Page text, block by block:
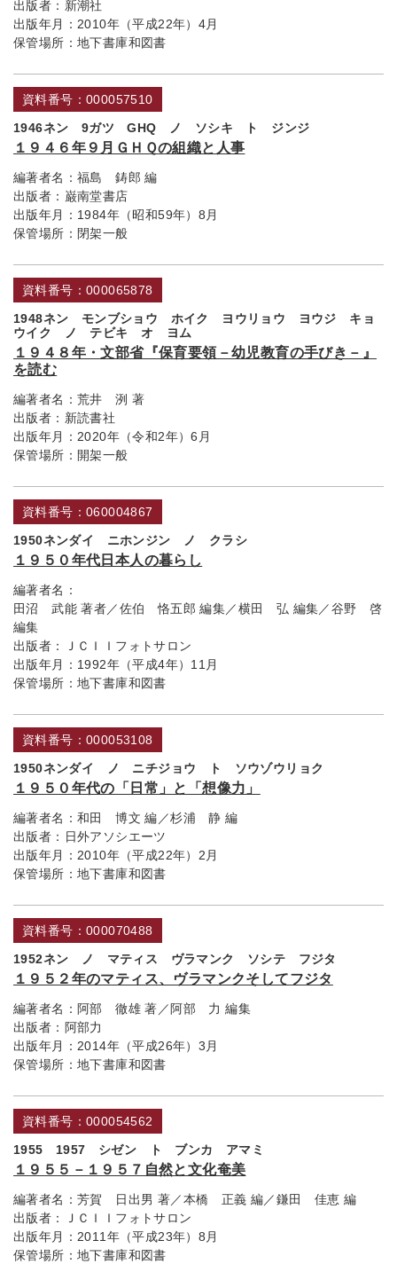
出版者： 新潮社
出版年月： 2010年（平成22年）4月
保管場所： 地下書庫和図書
資料番号：000057510
1946ネン 9ガツ GHQ ノ ソシキ ト ジンジ
１９４６年９月ＧＨＱの組織と人事
編著者名： 福島 鋳郎 編
出版者： 巌南堂書店
出版年月： 1984年（昭和59年）8月
保管場所： 閉架一般
資料番号：000065878
1948ネン モンブショウ ホイク ヨウリョウ ヨウジ キョ
ウイク ノ テビキ オ ヨム
１９４８年・文部省『保育要領－幼児教育の手びき－』
を読む
編著者名： 荒井 洌 著
出版者： 新読書社
出版年月： 2020年（令和2年）6月
保管場所： 開架一般
資料番号：060004867
1950ネンダイ ニホンジン ノ クラシ
１９５０年代日本人の暮らし
編著者名：
田沼 武能 著者／佐伯 恪五郎 編集／横田 弘 編集／谷野 啓
編集
出版者：
ＪＣＩＩフォトサロン
出版年月： 1992年（平成4年）11月
保管場所： 地下書庫和図書
資料番号：000053108
1950ネンダイ ノ ニチジョウ ト ソウゾウリョク
１９５０年代の「日常」と「想像力」
編著者名： 和田 博文 編／杉浦 静 編
出版者： 日外アソシエーツ
出版年月： 2010年（平成22年）2月
保管場所： 地下書庫和図書
資料番号：000070488
1952ネン ノ マティス ヴラマンク ソシテ フジタ
１９５２年のマティス、ヴラマンクそしてフジタ
編著者名： 阿部 徹雄 著／阿部 力 編集
出版者： 阿部力
出版年月： 2014年（平成26年）3月
保管場所： 地下書庫和図書
資料番号：000054562
1955 1957 シゼン ト ブンカ アマミ
１９５５－１９５７自然と文化奄美
編著者名： 芳賀 日出男 著／本橋 正義 編／鎌田 佳恵 編
出版者：
ＪＣＩＩフォトサロン
出版年月： 2011年（平成23年）8月
保管場所： 地下書庫和図書